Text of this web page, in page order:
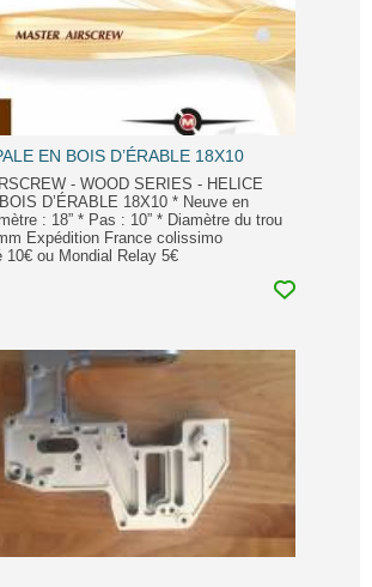
EN BOIS D’ÉRABLE 18X10
- WOOD SERIES - HELICE
D’ÉRABLE 18X10 * Neuve en
: 18” * Pas : 10” * Diamètre du trou
Expédition France colissimo
10€ ou Mondial Relay 5€